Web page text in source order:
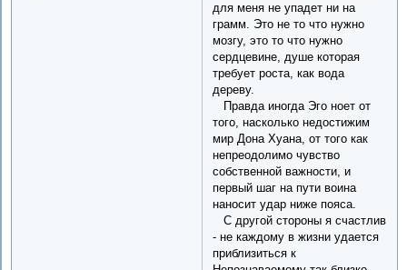
для меня не упадет ни на
грамм. Это не то что нужно
мозгу, это то что нужно
сердцевине, душе которая
требует роста, как вода
дереву.
Правда иногда Эго ноет от
того, насколько недостижим
мир Дона Хуана, от того как
непреодолимо чувство
собственной важности, и
первый шаг на пути воина
наносит удар ниже пояса.
С другой стороны я счастлив
- не каждому в жизни удается
приблизиться к